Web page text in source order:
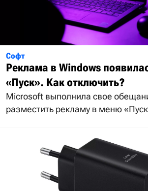
Софт
Реклама в Windows
«Пуск». Как отключить?
Microsoft выполнила свое
разместить рекламу в меню